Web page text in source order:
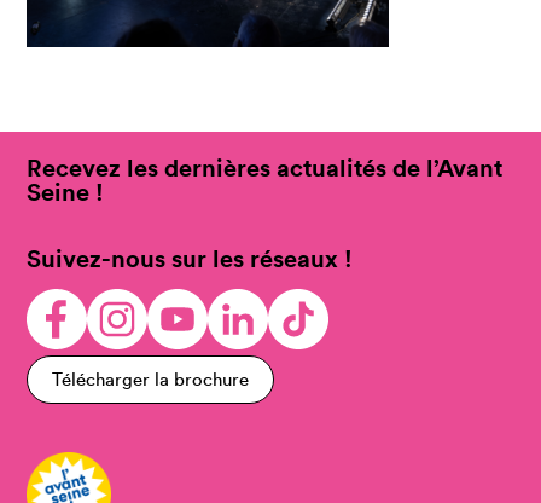
Recevez les dernières actualités de l’Avant
Seine !
Suivez-nous sur les réseaux !
Télécharger la brochure